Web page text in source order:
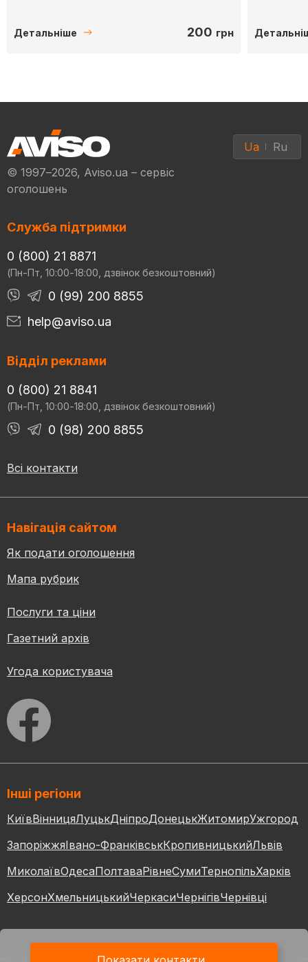
Детальніше 200 грн
© 1997–2026, Aviso.ua – сервіс
оголошень
Ua Ru
Служба підтримки
0 (800) 21 8871
(Пн-Пт, 10:00-18:00, дзвінок безкоштовний)
0 (99) 200 8855
help@aviso.ua
Відділ реклами
0 (800) 21 8841
(Пн-Пт, 10:00-18:00, дзвінок безкоштовний)
0 (98) 200 8855
Всі контакти
Навігація сайтом
Як подати оголошення
Мапа рубрик
Послуги та ціни
Газетний архів
Угода користувача
Інші регіони
КиївВінницяЛуцькДніпроДонецькЖитомирУжгород
ЗапоріжжяІвано-ФранківськКропивницькийЛьвів
МиколаївОдесаПолтаваРівнеСумиТернопільХарків
ХерсонХмельницькийЧеркасиЧернігівЧернівці